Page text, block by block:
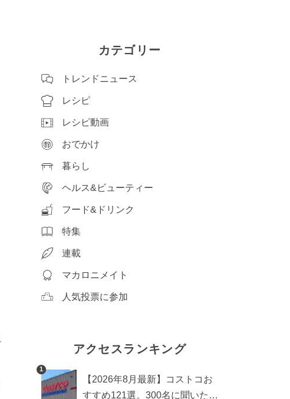
カテゴリー
トレンドニュース
レシピ
レシピ動画
おでかけ
暮らし
ヘルス&ビューティー
フード&ドリンク
特集
連載
マカロニメイト
人気投票に参加
アクセスランキング
1
【2026年8月最新】コストコお
すすめ121選。300名に聞いた買